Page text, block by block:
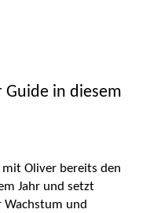
in diesem
Oliver bereits den
Jahr und setzt
Wachstum und